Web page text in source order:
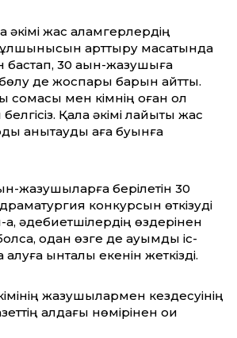
әкімі жас қаламгерлердің
арттыру мақсатында
бастап, 30 ақын-жазушыға
де жоспары барын айтты.
сомасы мен кімнің оған қол
Қала әкімі лайықты жас
анықтауды аға буынға
жазушыларға берілетін 30
конкурсын өткізуді
әдебиетшілердің өздерінен
одан өзге де ауқымды іс-
ынталы екенін жеткізді.
жазушылармен кездесуінің
алдағы нөмірінен оқи